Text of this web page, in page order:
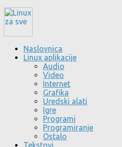
Naslovnica
Linux aplikacije
Audio
Video
Internet
Grafika
Uredski alati
Igre
Programi
Programiranje
Ostalo
Tekstovi